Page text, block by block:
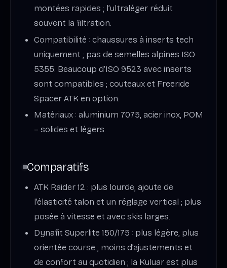
montées rapides ; l’ultraléger réduit
souvent la filtration.
Compatibilité : chaussures à inserts tech
uniquement ; pas de semelles alpines ISO
5355. Beaucoup d’ISO 9523 avec inserts
sont compatibles ; couteaux et Freeride
Spacer ATK en option.
Matériaux : aluminium 7075, acier inox, POM
– solides et légers.
Comparatifs
ATK Raider 12 : plus lourde, ajoute de
l’élasticité talon et un réglage vertical ; plus
posée à vitesse et avec skis larges.
Dynafit Superlite 150/175 : plus légère, plus
orientée course ; moins d’ajustements et
de confort au quotidien ; la Kuluar est plus